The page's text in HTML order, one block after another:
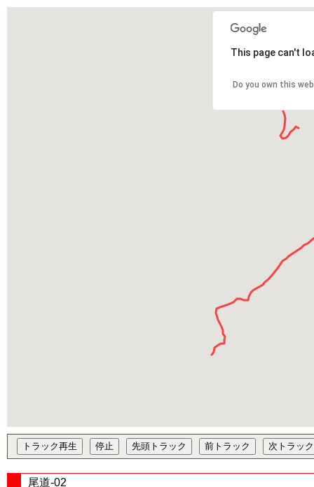
This page can't
Do you own this
尾道-02